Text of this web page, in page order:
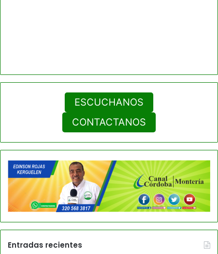
ESCUCHANOS
CONTACTANOS
Entradas recientes